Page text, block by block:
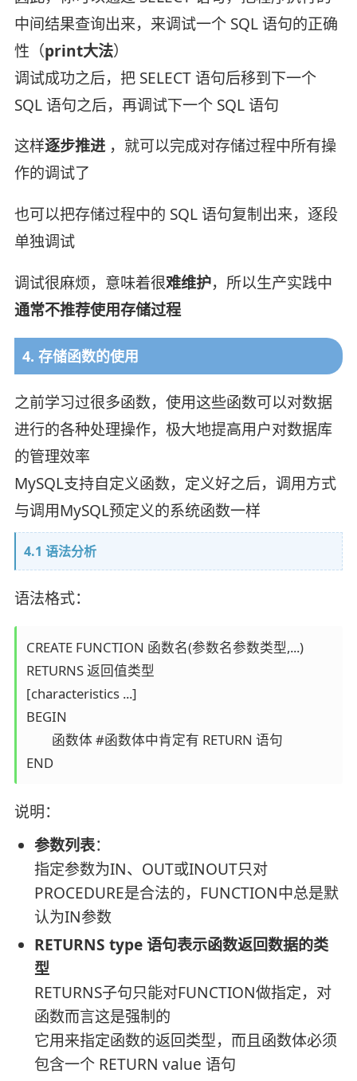
中间结果查询出来，来调试一个 SQL 语句的正确
性（print大法）
调试成功之后，把 SELECT 语句后移到下一个
SQL 语句之后，再调试下一个 SQL 语句
这样逐步推进，就可以完成对存储过程中所有操
作的调试了
也可以把存储过程中的 SQL 语句复制出来，逐段
单独调试
调试很麻烦，意味着很难维护，所以生产实践中
通常不推荐使用存储过程
4. 存储函数的使用
之前学习过很多函数，使用这些函数可以对数据
进行的各种处理操作，极大地提高用户对数据库
的管理效率
MySQL支持自定义函数，定义好之后，调用方式
与调用MySQL预定义的系统函数一样
4.1 语法分析
语法格式：
CREATE FUNCTION 函数名(参数名参数类型,...)
RETURNS 返回值类型
[characteristics ...]
BEGIN
END
说明：
参数列表：
指定参数为IN、OUT或INOUT只对
PROCEDURE是合法的，FUNCTION中总是默
认为IN参数
RETURNS type 语句表示函数返回数据的类
型
RETURNS子句只能对FUNCTION做指定，对
函数而言这是强制的
它用来指定函数的返回类型，而且函数体必须
包含一个 RETURN value 语句